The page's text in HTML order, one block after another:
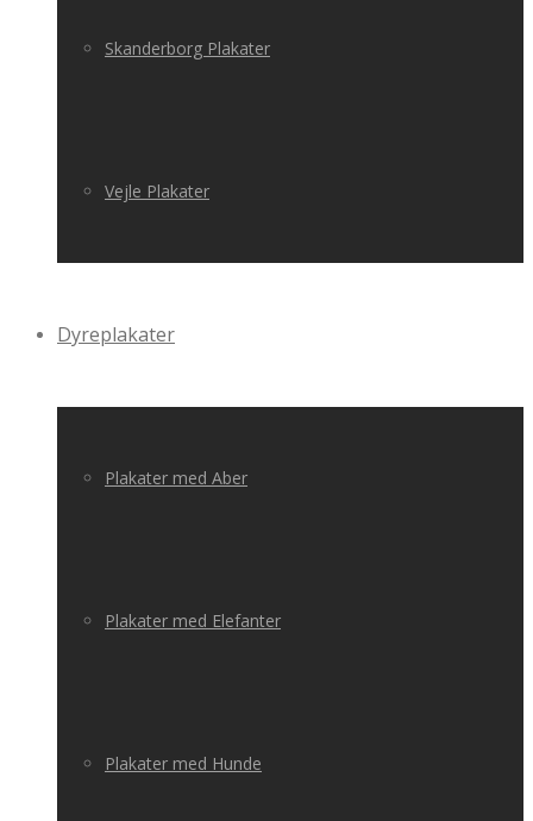
Skanderborg Plakater
Vejle Plakater
Dyreplakater
Plakater med Aber
Plakater med Elefanter
Plakater med Hunde